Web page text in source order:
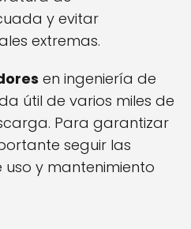
y evitar
extremas.
en ingeniería de
útil de varios miles de
Para garantizar
seguir las
y mantenimiento